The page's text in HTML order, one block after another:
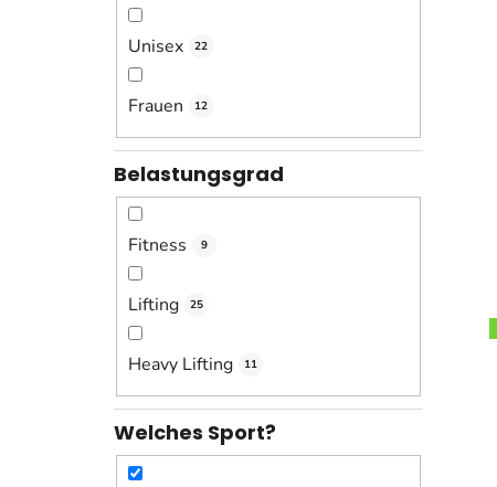
Unisex 22
Frauen 12
Belastungsgrad
Fitness 9
Lifting 25
Heavy Lifting 11
Welches Sport?